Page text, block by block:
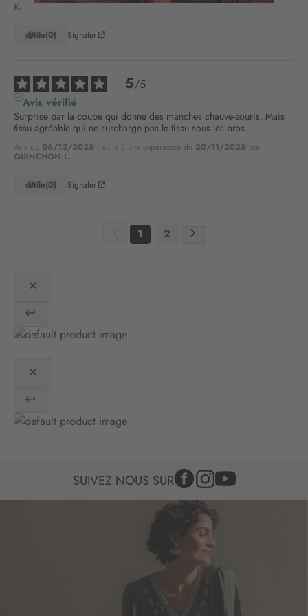
K.
Utile(0) Signaler
5/5
Avis vérifié
Surprise par la coupe qui donne des manches chauve-souris. Mais
tissu agréable qui ne surcharge pas le tissu sous les bras.
Avis du 06/12/2025 , suite à une expérience du 20/11/2025 par
QUINCHON L.
Utile(0) Signaler
1 2
SUIVEZ NOUS SUR
r
e
t
t
r
e
d
i
n